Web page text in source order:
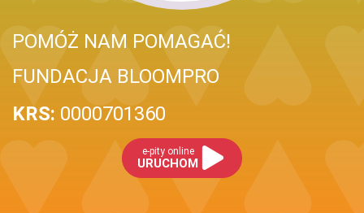
POMÓŻ NAM POMAGAĆ!
FUNDACJA BLOOMPRO
KRS: 0000701360
e-pity online
URUCHOM